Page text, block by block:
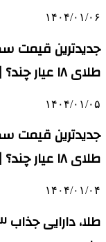
۱۴۰۴/۰۱/۰۶
طلای ۱۸ عیار چند؟ | نرخ انواع ارز در مرکز مبادله ارز
۱۴۰۴/۰۱/۰۵
طلای ۱۸ عیار چند؟ | نرخ انواع ارز اعلام شد
۱۴۰۴/۰۱/۰۴